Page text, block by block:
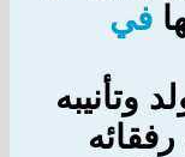
في
وتأنيبه